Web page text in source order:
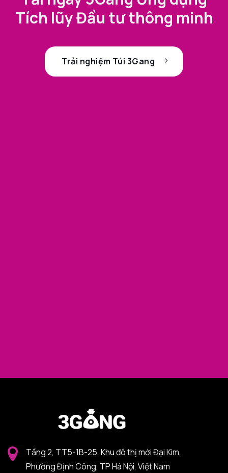
Tích lũy Đầu tư thông minh
Trải nghiệm Túi 3Gang
Tầng 2, TT5-1B-25, Khu đô thị mới Đại Kim,
Phường Định Công, TP Hà Nội, Việt Nam